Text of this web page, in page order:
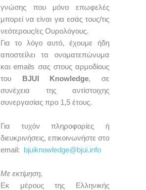
γνώσης που μόνο επωφελές
μπορεί να είναι για εσάς τους/τις
νεότερους/ες Ουρολόγους.
Για το λόγο αυτό, έχουμε ήδη
αποστείλει τα ονοματεπώνυμα
και emails σας στους αρμοδίους
του BJUI Knowledge, σε
συνέχεια της αντίστοιχης
συνεργασίας προ 1,5 έτους.
Για τυχόν πληροφορίες ή
διευκρινήσεις, επικοινωνήστε στο
email: bjuiknowledge@bjui.info
Με εκτίμηση,
Εκ μέρους της Ελληνικής